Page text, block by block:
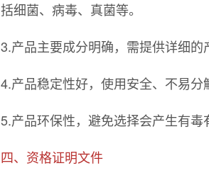
括细菌、病毒、真菌等。
3.产品主要成分明确，需提供详细的
4.产品稳定性好，使用安全、不易
5.产品环保性，避免选择会产生有毒
四、资格证明文件